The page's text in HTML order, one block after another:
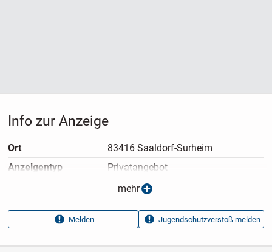
Info zur Anzeige
Ort
83416 Saaldorf-Surheim
Anzeigen­typ
Privatangebot
08.07.2026
Anzeigen­kennung
c76446fe
Aufrufe dieser
75
mehr
Melden Jugendschutzverstoß melden